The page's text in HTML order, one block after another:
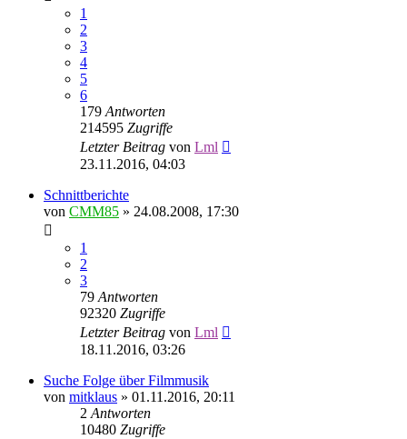
1
2
3
4
5
6
179 Antworten
214595 Zugriffe
Letzter Beitrag von Lml
23.11.2016, 04:03
Schnittberichte
von CMM85 » 24.08.2008, 17:30
1
2
3
79 Antworten
92320 Zugriffe
Letzter Beitrag von Lml
18.11.2016, 03:26
Suche Folge über Filmmusik
von mitklaus » 01.11.2016, 20:11
2 Antworten
10480 Zugriffe